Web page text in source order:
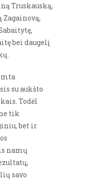
Truskauską,
bei daugelį
su aukšto
Todėl
ne tik
bet ir
namų
savo